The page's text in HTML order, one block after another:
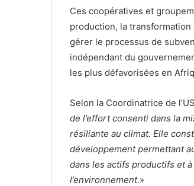
Ces coopératives et
production, la
gérer le processus de
indépendant du
les plus défavorisées en
Selon la Coordinatrice de
de l’effort consenti dans la
résiliante au climat. Elle
développement permettant
dans les actifs productifs et
l’environnement.»